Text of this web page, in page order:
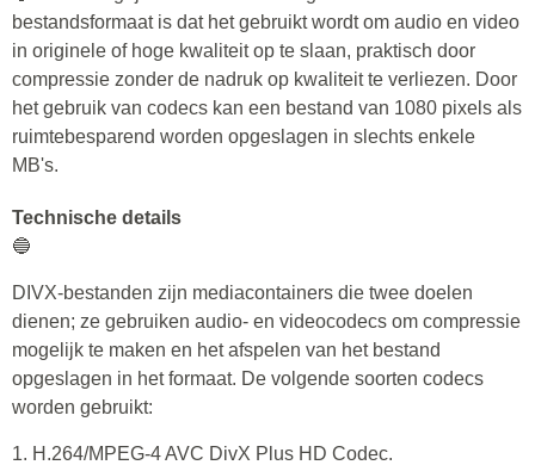
bestandsformaat is dat het gebruikt wordt om audio en video
in originele of hoge kwaliteit op te slaan, praktisch door
compressie zonder de nadruk op kwaliteit te verliezen. Door
het gebruik van codecs kan een bestand van 1080 pixels als
ruimtebesparend worden opgeslagen in slechts enkele
MB's.
Technische details
🔵
DIVX-bestanden zijn mediacontainers die twee doelen
dienen; ze gebruiken audio- en videocodecs om compressie
mogelijk te maken en het afspelen van het bestand
opgeslagen in het formaat. De volgende soorten codecs
worden gebruikt:
1. H.264/MPEG-4 AVC DivX Plus HD Codec.